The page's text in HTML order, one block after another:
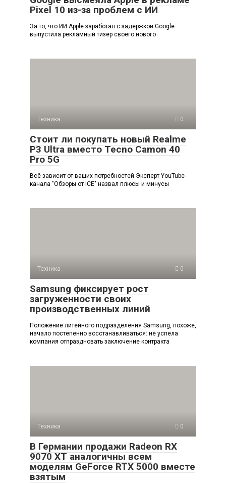
Pixel 10 из-за проблем с ИИ
За то, что ИИ Apple заработал с задержкой Google
выпустила рекламный тизер своего нового
Техника 0
Стоит ли покупать новый Realme
P3 Ultra вместо Tecno Camon 40
Pro 5G
Всё зависит от ваших потребностей Эксперт YouTube-
канала "Обзоры от iCE" назвал плюсы и минусы
Техника 0
Samsung фиксирует рост
загруженности своих
производственных линий
Положение литейного подразделения Samsung, похоже,
начало постепенно восстанавливаться: не успела
компания отпраздновать заключение контракта
Техника 0
В Германии продажи Radeon RX
9070 XT аналогичны всем
моделям GeForce RTX 5000 вместе
взятым